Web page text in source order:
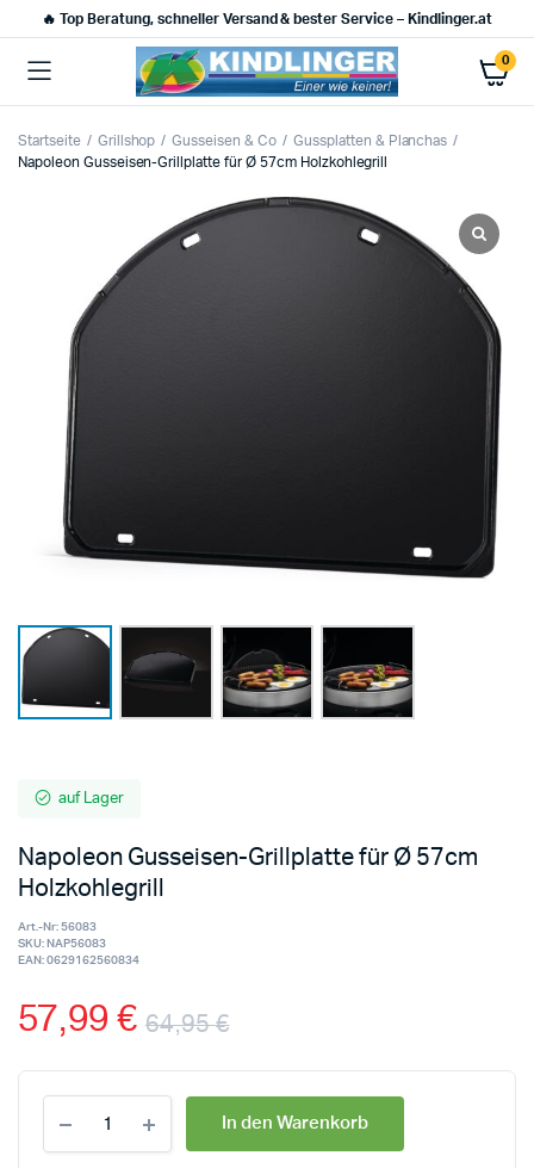
🔥 Top Beratung, schneller Versand & bester Service – Kindlinger.at
0
Startseite Grillshop Gusseisen & Co
Gussplatten & Planchas
Napoleon Gusseisen-Grillplatte für Ø 57cm Holzkohlegrill
auf Lager
Napoleon Gusseisen-Grillplatte für Ø 57cm
Holzkohlegrill
Art.-Nr:56083
SKU: NAP56083
EAN:0629162560834
64,95€
57,99€
In den Warenkorb